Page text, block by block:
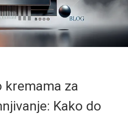
kremama za
Kako do